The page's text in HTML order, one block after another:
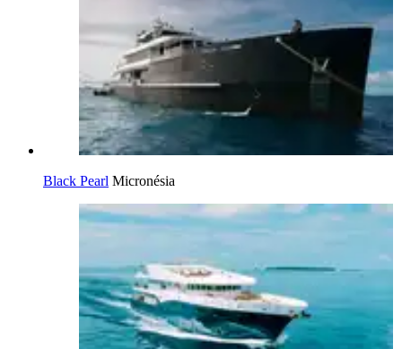
Black Pearl Micronésia